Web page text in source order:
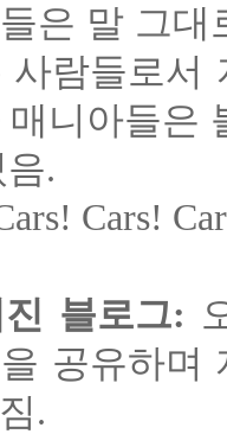
은 말 그
사람들로서
니아들은
.
Cars!
블로그:
공유하며
.